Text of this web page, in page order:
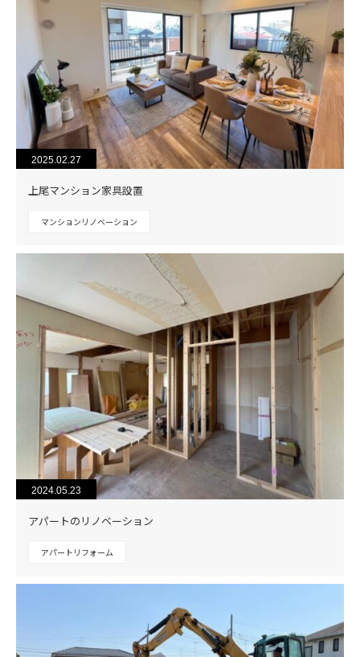
2025.02.27
上尾マンション家具設置
マンションリノベーション
2024.05.23
アパートのリノベーション
アパートリフォーム